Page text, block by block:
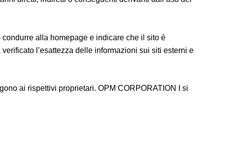
condurre alla homepage e indicare che il sito è
l’esattezza delle informazioni sui siti esterni e
ai rispettivi proprietari. OPM CORPORATION I si